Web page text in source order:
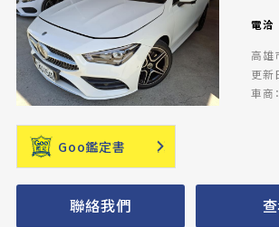
電洽
高雄
更新
車商
Goo鑑定書
聯絡我們